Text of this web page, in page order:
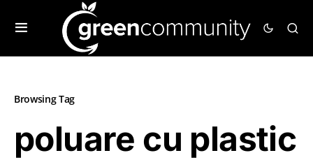
Browsing Tag
poluare cu plastic